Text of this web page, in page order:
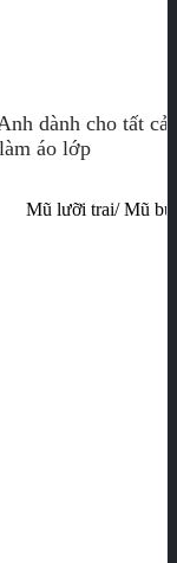
dành cho tất cả
áo lớp